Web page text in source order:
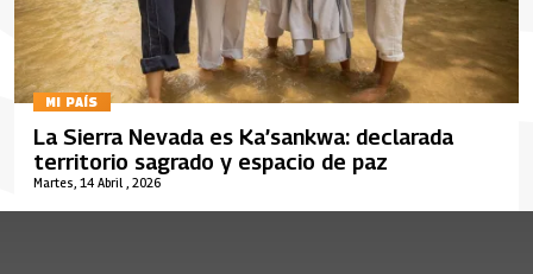
MI PAÍS
Martes, 14 Abril , 2026
La Sierra Nevada es Ka’sankwa: declarada
territorio sagrado y espacio de paz